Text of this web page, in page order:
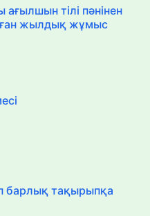
тілі пәнінен
жылдық жұмыс
барлық тақырыпқа